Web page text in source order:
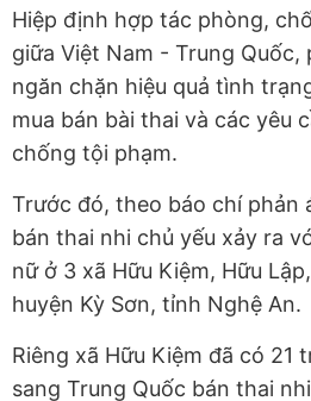
Hiệp định hợp tác phòng,
giữa Việt Nam - Trung Quốc,
ngăn chặn hiệu quả tình
mua bán bài thai và các yêu
chống tội phạm.
Trước đó, theo báo chí phản
bán thai nhi chủ yếu xảy ra
nữ ở 3 xã Hữu Kiệm, Hữu
huyện Kỳ Sơn, tỉnh Nghệ An.
Riêng xã Hữu Kiệm đã có 21
sang Trung Quốc bán thai